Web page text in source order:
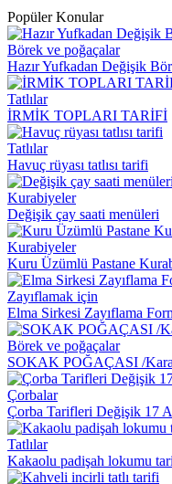
Popüler Konular
Börek ve poğaçalar
Hazır Yufkadan Değişik
Tatlılar
İRMİK TOPLARI TARİFİ
Tatlılar
Havuç rüyası tatlısı tarifi
Kurabiyeler
Değişik çay saati menüleri
Kurabiyeler
Kuru Üzümlü Pastane
Zayıflamak için
Elma Sirkesi Zayıflama
Börek ve poğaçalar
SOKAK POĞAÇASI /
Çorbalar
Çorba Tarifleri Değişik 17
Tatlılar
Kakaolu padişah lokumu